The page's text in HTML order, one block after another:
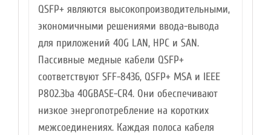
QSFP+ являются высокопроизводительными,
экономичными решениями ввода-вывода
для приложений 40G LAN, HPC и SAN.
Пассивные медные кабели QSFP+
соответствуют SFF-8436, QSFP+ MSA и IEEE
P802.3ba 40GBASE-CR4. Они обеспечивают
низкое энергопотребление на коротких
межсоединениях. Каждая полоса кабеля